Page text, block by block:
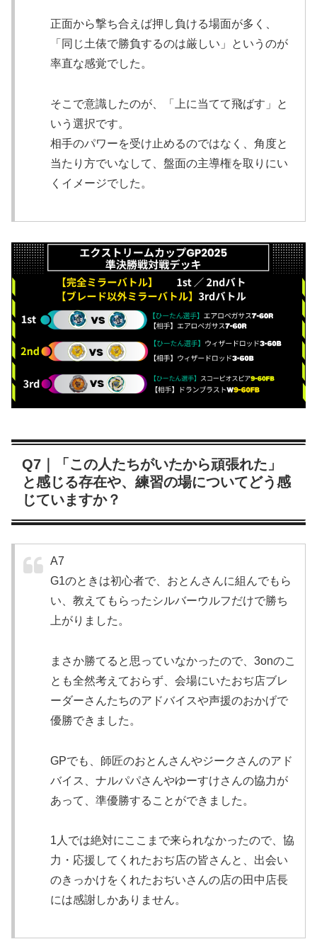
正面から撃ち合えば押し負ける場面が多く、
「同じ土俵で勝負するのは厳しい」というのが
率直な感覚でした。
そこで意識したのが、「上に当てて飛ばす」と
いう選択です。
相手のパワーを受け止めるのではなく、角度と
当たり方でいなして、盤面の主導権を取りにい
くイメージでした。
Q7｜「この人たちがいたから頑張れた」
と感じる存在や、練習の場についてどう感
じていますか？
A7
G1のときは初心者で、おとんさんに組んでもら
い、教えてもらったシルバーウルフだけで勝ち
上がりました。
まさか勝てると思っていなかったので、3onのこ
とも全然考えておらず、会場にいたおぢ店ブレ
ーダーさんたちのアドバイスや声援のおかげで
優勝できました。
GPでも、師匠のおとんさんやジークさんのアド
バイス、ナルパパさんやゆーすけさんの協力が
あって、準優勝することができました。
1人では絶対にここまで来られなかったので、協
力・応援してくれたおぢ店の皆さんと、出会い
のきっかけをくれたおぢいさんの店の田中店長
には感謝しかありません。